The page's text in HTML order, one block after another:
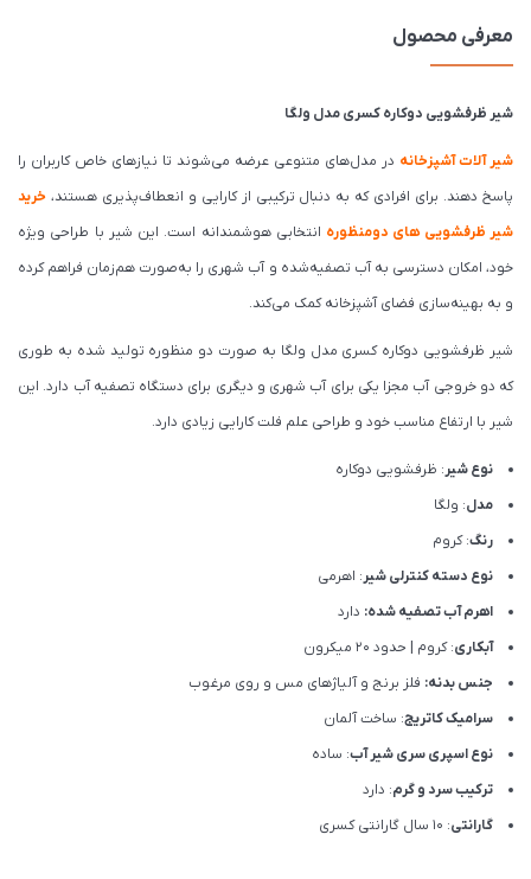
معرفی محصول
شیر ظرفشویی دوکاره کسری مدل ولگا
شیر آلات آشپزخانه در مدل‌های متنوعی عرضه می‌شوند تا نیازهای خاص کاربران را
پاسخ دهند. برای افرادی که به دنبال ترکیبی از کارایی و انعطاف‌پذیری هستند، خرید
شیر ظرفشویی های دومنظوره انتخابی هوشمندانه است. این شیر با طراحی ویژه
خود، امکان دسترسی به آب تصفیه‌شده و آب شهری را به‌صورت هم‌زمان فراهم کرده
و به بهینه‌سازی فضای آشپزخانه کمک می‌کند.
شیر ظرفشویی دوکاره کسری مدل ولگا به صورت دو منظوره تولید شده به طوری
که دو خروجی آب مجزا یکی برای آب شهری و دیگری برای دستگاه تصفیه آب دارد. این
شیر با ارتفاع مناسب خود و طراحی علم فلت کارایی زیادی دارد.
نوع شیر: ظرفشویی دوکاره
مدل: ولگا
رنگ: کروم
نوع دسته کنترلی شیر: اهرمی
اهرم آب تصفیه شده: دارد
آبکاری: کروم | حدود 20 میکرون
جنس بدنه: فلز برنج و آلیاژهای مس و روی مرغوب
سرامیک کاتریج: ساخت آلمان
نوع اسپری سری شیر آب: ساده
ترکیب سرد و گرم: دارد
گارانتی: 10 سال گارانتی کسری